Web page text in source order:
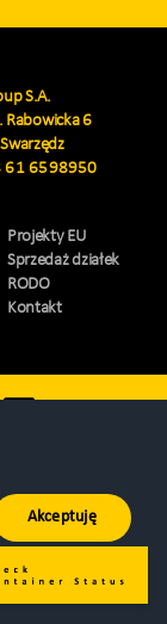
S.A.
Rabowicka 6
61 6598950
Projekty EU
Sprzedaż działek
RODO
Kontakt
Group S.A. |
Akceptuję